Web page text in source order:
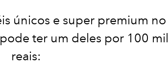
únicos e super premium no
ter um deles por 100 mil
reais: